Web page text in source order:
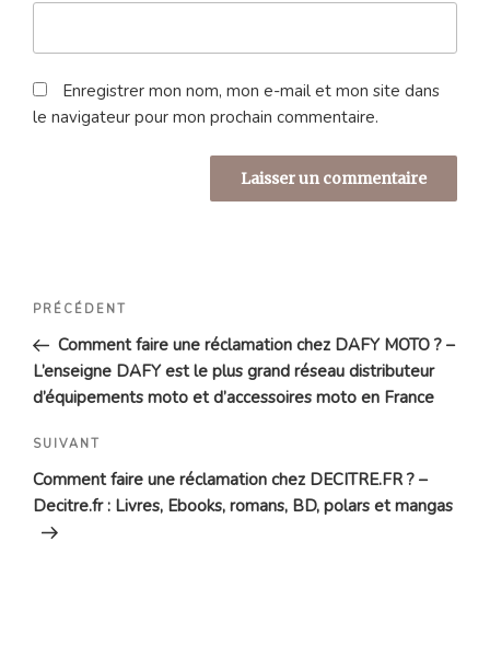
Enregistrer mon nom, mon e-mail et mon site dans
le navigateur pour mon prochain commentaire.
Navigation
l’article
Article
précédent
PRÉCÉDENT
Comment faire une réclamation chez DAFY MOTO ? –
L’enseigne DAFY est le plus grand réseau distributeur
d’équipements moto et d’​accessoires moto en France
Article
suivant
SUIVANT
Comment faire une réclamation chez DECITRE.FR ? –
Decitre.fr : Livres, Ebooks, romans, BD, polars et mangas